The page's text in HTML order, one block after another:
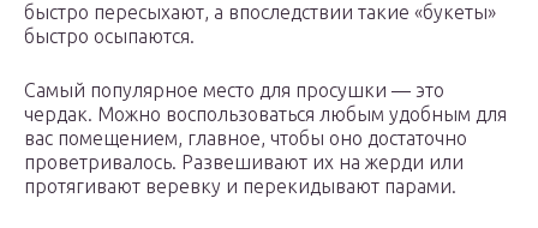
быстро пересыхают, а впоследствии такие «букеты»
быстро осыпаются.
Самый популярное место для просушки — это
чердак. Можно воспользоваться любым удобным для
вас помещением, главное, чтобы оно достаточно
проветривалось. Развешивают их на жерди или
протягивают веревку и перекидывают парами.